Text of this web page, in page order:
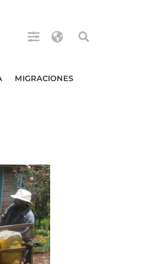
MIGRACIONES